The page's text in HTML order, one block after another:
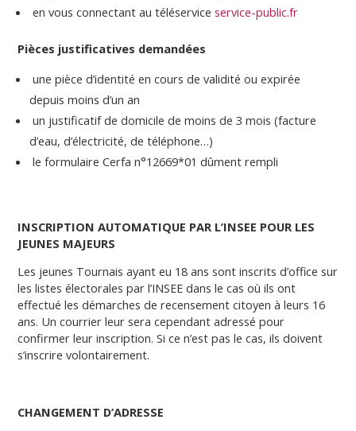
en vous connectant au téléservice service-public.fr
Pièces justificatives demandées
une pièce d’identité en cours de validité ou expirée
depuis moins d’un an
un justificatif de domicile de moins de 3 mois (facture
d’eau, d’électricité, de téléphone…)
le formulaire Cerfa n°12669*01 dûment rempli
INSCRIPTION AUTOMATIQUE PAR L’INSEE POUR LES
JEUNES MAJEURS
Les jeunes Tournais ayant eu 18 ans sont inscrits d’office sur
les listes électorales par l’INSEE dans le cas où ils ont
effectué les démarches de recensement citoyen à leurs 16
ans. Un courrier leur sera cependant adressé pour
confirmer leur inscription. Si ce n’est pas le cas, ils doivent
s’inscrire volontairement.
CHANGEMENT D’ADRESSE